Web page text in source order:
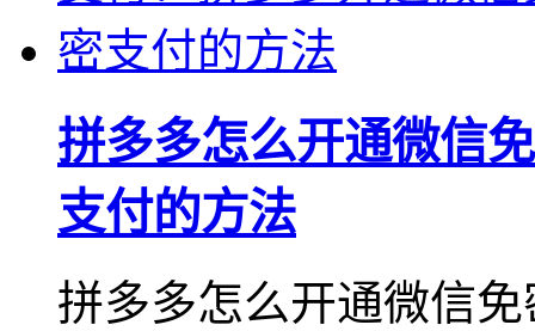
拼多多怎么开通微信
支付的方法
拼多多怎么开通微信